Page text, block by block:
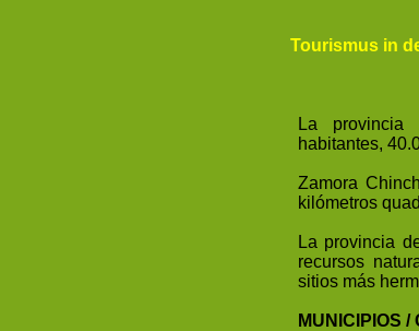
Tourismus in
La provincia
habitantes,
Zamora
kilómetros
La provincia
recursos
sitios más
MUNICIPIOS /